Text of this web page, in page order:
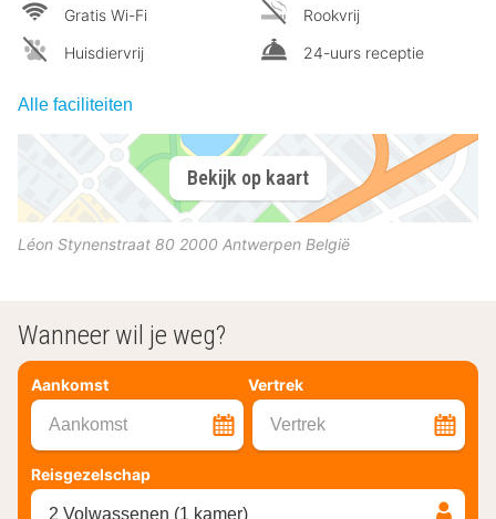
Gratis Wi-Fi
Huisdiervrij
Rookvrij
24-uurs receptie
Alle faciliteiten
Bekijk op kaart
Léon Stynenstraat 80 2000 Antwerpen België
Wanneer wil je weg?
Aankomst Vertrek
Aankomst Vertrek
Reisgezelschap
2 Volwassenen (1 kamer)